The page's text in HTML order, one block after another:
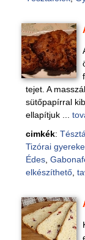
tejet. A
sütőpapírral
ellapítjuk ...
cimkék:
Tizórai
Édes,
elkészíthető,